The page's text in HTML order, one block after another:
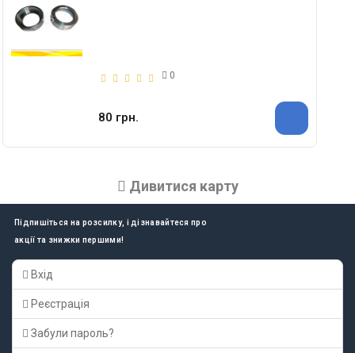
0
80 грн.
Дивитися карту
Підпишіться на розсилку, і дізнавайтеся про
акції та знижки першими!
Вхід
Реєстрація
Забули пароль?